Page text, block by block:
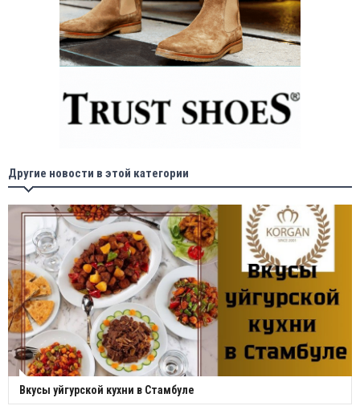
Другие новости в этой категории
Вкусы уйгурской кухни в Стамбуле